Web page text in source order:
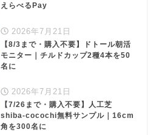
えらべるPay
2026年7月21日
【8/3まで・購入不要】ドトール朝活
モニター｜チルドカップ2種4本を50
名に
2026年7月21日
【7/26まで・購入不要】人工芝
shiba-cocochi無料サンプル｜16cm
角を300名に